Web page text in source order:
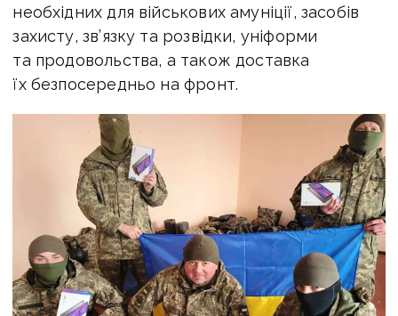
необхідних для військових амуніції, засобів
захисту, зв’язку та розвідки, уніформи
та продовольства, а також доставка
їх безпосередньо на фронт.